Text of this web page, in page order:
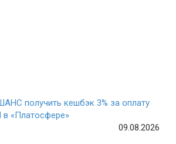
получить кешбэк 3% за оплату
«Платосфере»
09.08.2026